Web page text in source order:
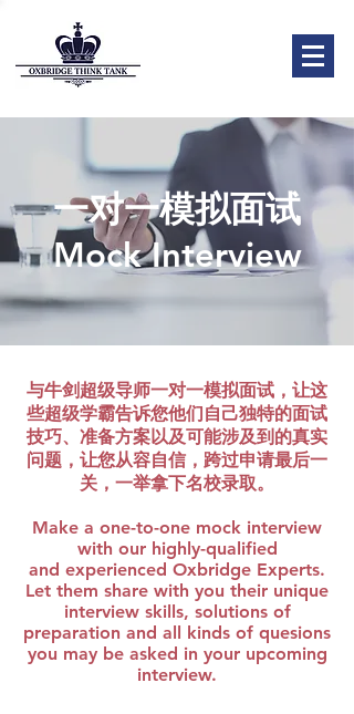
一对一模拟面试
Mock Interview
与牛剑超级导师一对一模拟面试，让这
些超级学霸告诉您他们自己独特的面试
技巧、准备方案以及可能涉及到的真实
问题，让您从容自信，跨过申请最后一
关，一举拿下名校录取。
Make a one-to-one mock interview
with our highly-qualified
and experienced Oxbridge Experts.
Let them share with you their unique
interview skills, solutions of
preparation and all kinds of quesions
you may be asked in your upcoming
interview.